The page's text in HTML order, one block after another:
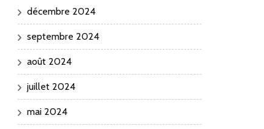
décembre 2024
septembre 2024
août 2024
juillet 2024
mai 2024